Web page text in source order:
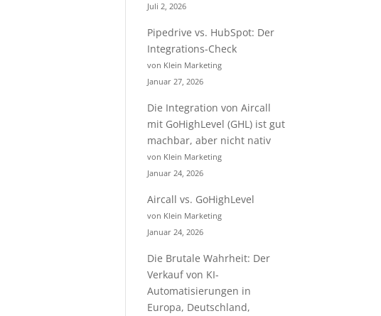
Juli 2, 2026
Pipedrive vs. HubSpot: Der
Integrations-Check
von Klein Marketing
Januar 27, 2026
Die Integration von Aircall
mit GoHighLevel (GHL) ist gut
machbar, aber nicht nativ
von Klein Marketing
Januar 24, 2026
Aircall vs. GoHighLevel
von Klein Marketing
Januar 24, 2026
Die Brutale Wahrheit: Der
Verkauf von KI-
Automatisierungen in
Europa, Deutschland,